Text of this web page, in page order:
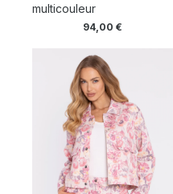
multicouleur
94,00€